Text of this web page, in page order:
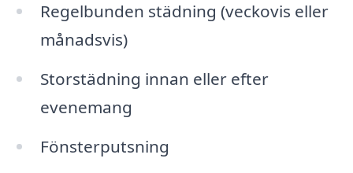
Regelbunden städning (veckovis eller
månadsvis)
Storstädning innan eller efter
evenemang
Fönsterputsning